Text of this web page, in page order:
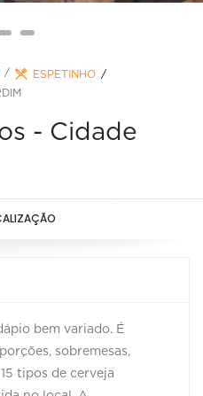
/
ESPETINHO
- Cidade
bem variado. É
sobremesas,
tipos de cerveja